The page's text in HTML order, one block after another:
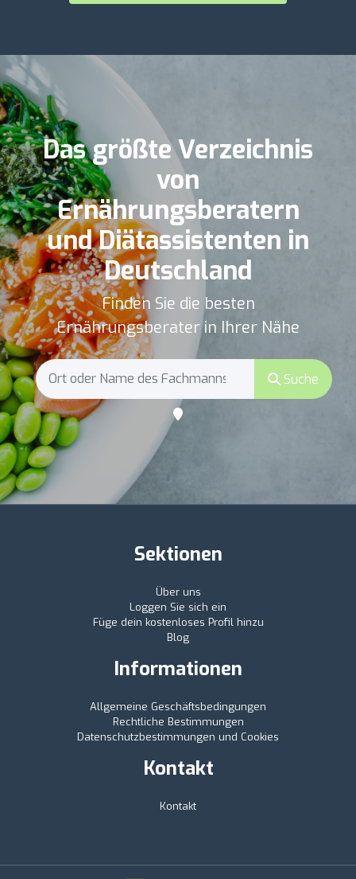
Das größte Verzeichnis
von
Ernährungsberatern
und Diätassistenten in
Deutschland
Finden Sie die besten
Ernährungsberater in Ihrer Nähe
Suche
Sektionen
Über uns
Loggen Sie sich ein
Füge dein kostenloses Profil hinzu
Blog
Informationen
Allgemeine Geschäftsbedingungen
Rechtliche Bestimmungen
Datenschutzbestimmungen und Cookies
Kontakt
Kontakt